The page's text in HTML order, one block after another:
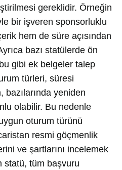
gereklidir. Örneğin
bir işveren sponsorluklu
hem de süre açısından
bazı statülerde ön
gibi ek belgeler talep
türleri, süresi
bazılarında yeniden
olabilir. Bu nedenle
oturum türünü
resmi göçmenlik
ve şartlarını incelemek
statü, tüm başvuru